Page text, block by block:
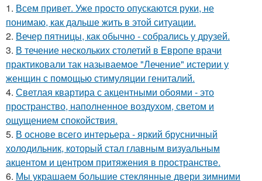
1. Всем привет. Уже просто опускаются руки, не
понимаю, как дальше жить в этой ситуации.
2. Вечер пятницы, как обычно - собрались у друзей.
3. В течение нескольких столетий в Европе врачи
практиковали так называемое "Лечение" истерии у
женщин с помощью стимуляции гениталий.
4. Светлая квартира с акцентными обоями - это
пространство, наполненное воздухом, светом и
ощущением спокойствия.
5. В основе всего интерьера - яркий брусничный
холодильник, который стал главным визуальным
акцентом и центром притяжения в пространстве.
6. Мы украшаем большие стеклянные двери зимними